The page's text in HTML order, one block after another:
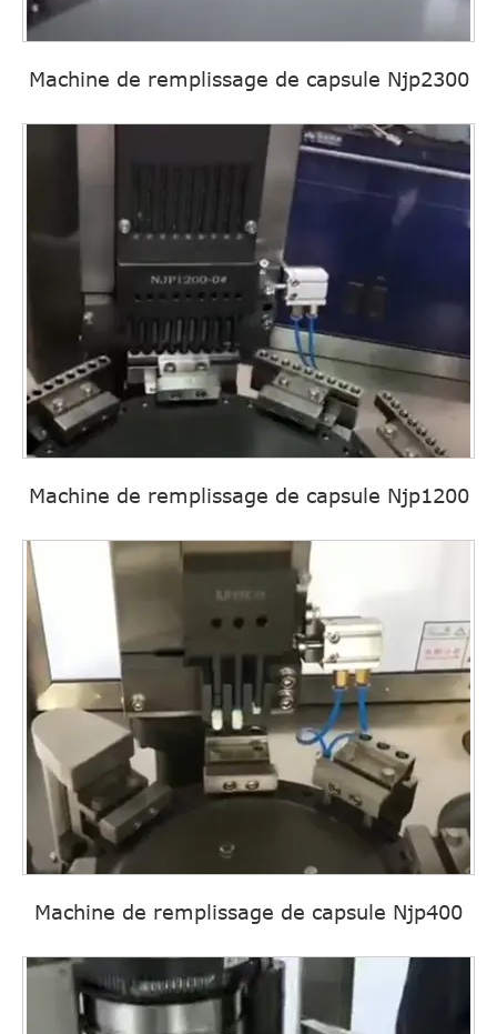
Machine de remplissage de capsule Njp2300
Machine de remplissage de capsule Njp1200
Machine de remplissage de capsule Njp400